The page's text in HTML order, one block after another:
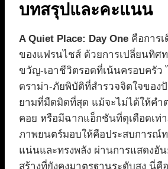
บทสรุปและคะแนน
A Quiet Place: Day One คือการ
ของแฟรนไชส์ ด้วยการเปลี่ยนทิศ
ขวัญ-เอาชีวิตรอดที่เน้นครอบครัว
ดราม่า-ภัยพิบัติที่สำรวจจิตใจของ
ยามที่มืดมิดที่สุด แม้จะไม่ได้ให้คำ
คอย หรือมีฉากแอ็กชันที่ดุเดือดเท่
ภาพยนตร์มอบให้คือประสบการณ์
แน่นและทรงพลัง ผ่านการแสดงอั
สร้างที่ยังคงมาตรฐานระดับสูง นี่